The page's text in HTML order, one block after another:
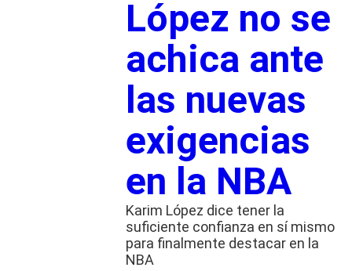
López no se
achica ante
las nuevas
exigencias
en la NBA
Karim López dice tener la
suficiente confianza en sí mismo
para finalmente destacar en la
NBA